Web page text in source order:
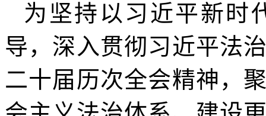
为坚持以习近平新时
导，深入贯彻习近平法
二十届历次全会精神，